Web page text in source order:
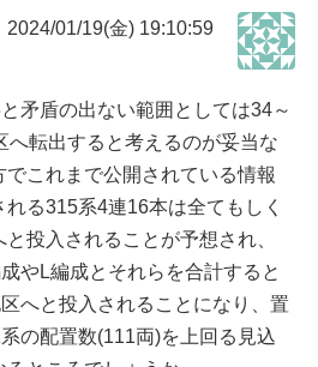
2024/01/19(金) 19:10:59
矛盾の出ない範囲としては34～
へ転出すると考えるのが妥当な
でこれまで公開されている情報
る315系4連16本は全てもしく
投入されることが予想され、
やL編成とそれらを合計すると
へと投入されることになり、置
の配置数(111両)を上回る見込